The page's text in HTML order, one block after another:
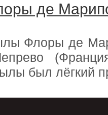
де
Флоры де
был лёгкий